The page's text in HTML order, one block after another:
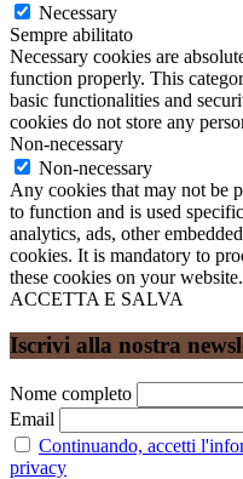
Necessary
Sempre abilitato
Necessary cookies are
function properly. This
basic functionalities and
cookies do not store any
Non-necessary
Non-necessary
Any cookies that may not be
to function and is used
analytics, ads, other
cookies. It is mandatory to
these cookies on your website.
ACCETTA E SALVA
Iscrivi alla nostra
Nome completo
Email
Continuando, accetti
privacy